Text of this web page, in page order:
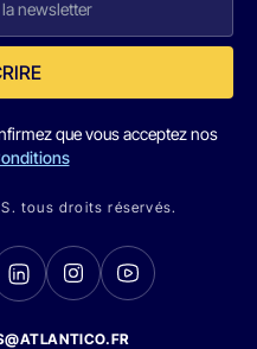
que vous acceptez nos
tous droits réservés.